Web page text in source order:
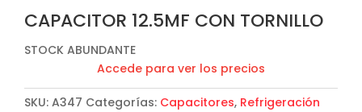
CAPACITOR 12.5MF CON TORNILLO
STOCK ABUNDANTE
Accede para ver los precios
SKU: A347 Categorías: Capacitores, Refrigeración